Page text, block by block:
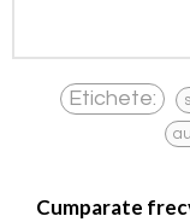
Etichete:
Cumparate